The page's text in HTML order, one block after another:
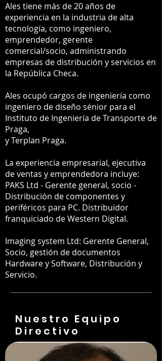
Ales tiene más de 20 años de
experiencia en la industria de alta
tecnología, como ingeniero,
emprendedor, gerente
comercial/socio, administrando
empresas de distribución y servicios en
la República Checa.
Ales ocupó cargos de ingeniería como
ingeniero de diseño sénior para el
Instituto de Ingeniería de Transporte de
Praga,
y Terplan Praga.
La experiencia empresarial, ejecutiva
de ventas y emprendedora incluye:
PAKS Ltd - Gerente general, socio -
Distribución de componentes y
periféricos para PC. Distribuidor
franquiciado de Western Digital.
Imaging system Ltd: Gerente General,
Socio, gestión de documentos
Hardware y Software, Distribución y
Servicio.
Nuestro Equipo
Directivo